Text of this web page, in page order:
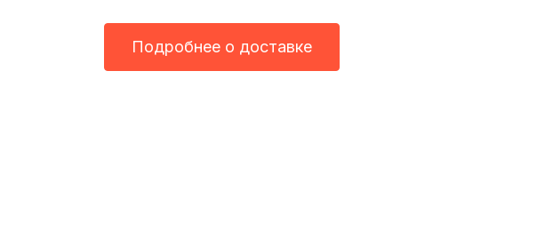
Подробнее о доставке